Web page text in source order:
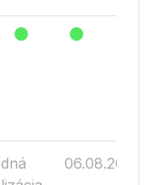
06.08.2026